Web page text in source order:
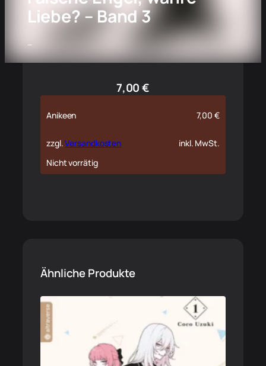
Liebe? – Band 3
–
7,00€
Anikeen 7,00€
zzgl.Versandkosten
inkl. MwSt.
Nicht vorrätig
Ähnliche Produkte